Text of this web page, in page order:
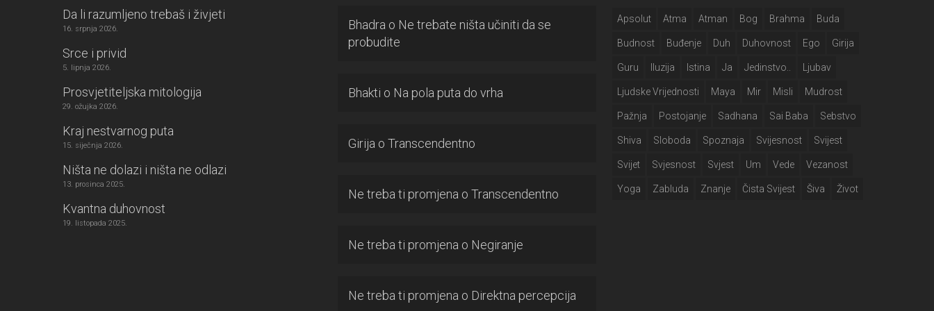
Da li razumljeno trebaš i živjeti
16. srpnja 2026.
Srce i privid
5. lipnja 2026.
Prosvjetiteljska mitologija
29. ožujka 2026.
Kraj nestvarnog puta
15. siječnja 2026.
Ništa ne dolazi i ništa ne odlazi
13. prosinca 2025.
Kvantna duhovnost
19. listopada 2025.
Bhadra o Ne trebate ništa učiniti da se
probudite
Bhakti o Na pola puta do vrha
Girija o Transcendentno
Ne treba ti promjena o Transcendentno
Ne treba ti promjena o Negiranje
Ne treba ti promjena o Direktna percepcija
Apsolut Atma Atman Bog Brahma Buda
Budnost Buđenje Duh Duhovnost Ego Girija
Guru Iluzija Istina Ja Jedinstvo.. Ljubav
Ljudske Vrijednosti Maya Mir Misli Mudrost
Pažnja Postojanje Sadhana Sai Baba Sebstvo
Shiva Sloboda Spoznaja Svijesnost Svijest
Svijet Svjesnost Svjest Um Vede Vezanost
Yoga Zabluda Znanje Čista Svijest Šiva Život